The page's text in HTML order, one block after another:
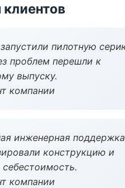
пилотную
проблем перешли к
выпуску.
компании
инженерная
конструкцию и
себестоимость.
компании